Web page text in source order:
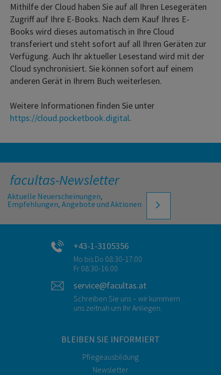
Mithilfe der Cloud haben Sie auf all Ihren Lesegeräten
Zugriff auf Ihre E-Books. Nach dem Kauf Ihres E-
Books wird dieses automatisch in Ihre Cloud
transferiert und steht sofort auf all Ihren Geräten zur
Verfügung. Auch Ihr aktueller Lesestand wird mit der
Cloud synchronisiert. Sie können sofort auf einem
anderen Gerät in Ihrem Buch weiterlesen.
Weitere Informationen finden Sie unter
https://cloud.pocketbook.digital.
facultas-Newsletter
Aktuelle Neuerscheinungen,
Empfehlungen, Angebote und Aktionen
+43-1-3105356
Mo bis Do 08:30-17:00
Fr 08:30-16:00
service@facultas.at
Schreiben Sie uns – wir kümmern
uns zeitnah um Ihr Anliegen.
BLEIBEN SIE INFORMIERT
Pflegeausbildung
Newsletter